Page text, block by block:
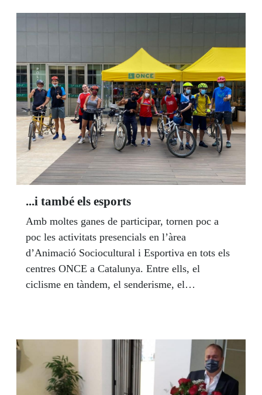
(FCECS) des del 1999, any en que va néixer la
Federació.
...i també els esports
Amb moltes ganes de participar, tornen poc a
poc les activitats presencials en l’àrea
d’Animació Sociocultural i Esportiva en tots els
centres ONCE a Catalunya. Entre ells, el
ciclisme en tàndem, el senderisme, el
afiliats a l’ONCE la possibilitat de fer esport.